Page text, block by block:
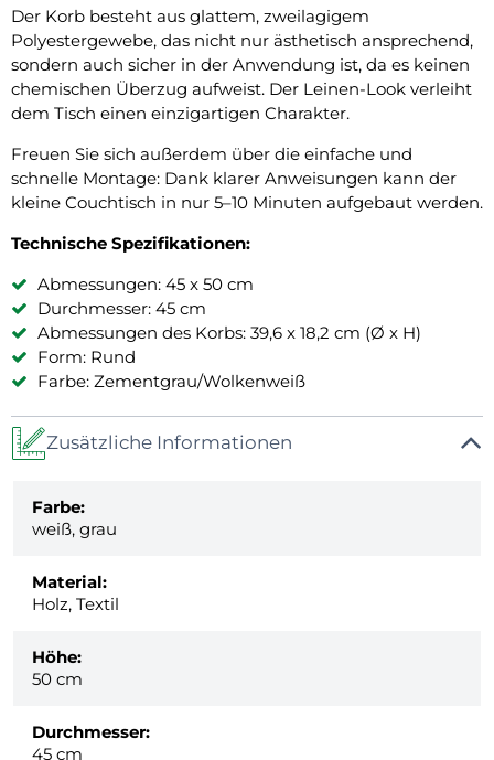
Der Korb besteht aus glattem, zweilagigem
Polyestergewebe, das nicht nur ästhetisch ansprechend,
sondern auch sicher in der Anwendung ist, da es keinen
chemischen Überzug aufweist. Der Leinen-Look verleiht
dem Tisch einen einzigartigen Charakter.
Freuen Sie sich außerdem über die einfache und
schnelle Montage: Dank klarer Anweisungen kann der
kleine Couchtisch in nur 5–10 Minuten aufgebaut werden.
Technische Spezifikationen:
Abmessungen: 45 x 50 cm
Durchmesser: 45 cm
Abmessungen des Korbs: 39,6 x 18,2 cm (Ø x H)
Form: Rund
Farbe: Zementgrau/Wolkenweiß
Zusätzliche Informationen
Farbe:
weiß, grau
Material:
Holz, Textil
Höhe:
50 cm
Durchmesser:
45 cm